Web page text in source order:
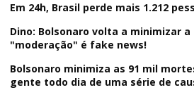
Em 24h, Brasil perde mais 1.212
Dino: Bolsonaro volta a minimizar
"moderação" é fake news!
Bolsonaro minimiza as 91 mil
gente todo dia de uma série de